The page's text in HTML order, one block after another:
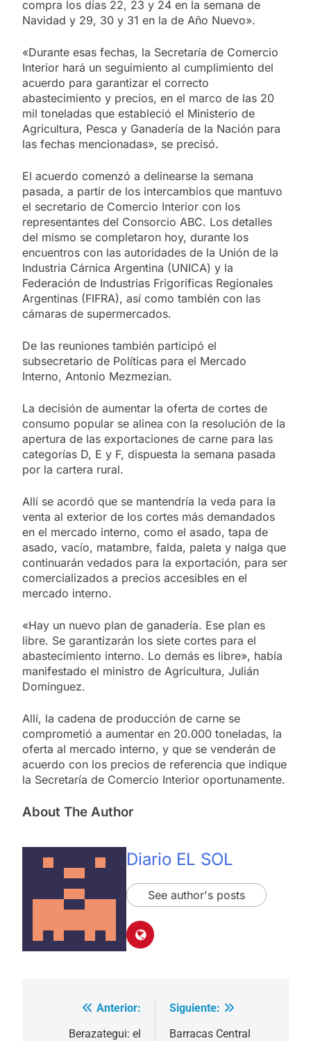
compra los días 22, 23 y 24 en la semana de
Navidad y 29, 30 y 31 en la de Año Nuevo».
«Durante esas fechas, la Secretaría de Comercio
Interior hará un seguimiento al cumplimiento del
acuerdo para garantizar el correcto
abastecimiento y precios, en el marco de las 20
mil toneladas que estableció el Ministerio de
Agricultura, Pesca y Ganadería de la Nación para
las fechas mencionadas», se precisó.
El acuerdo comenzó a delinearse la semana
pasada, a partir de los intercambios que mantuvo
el secretario de Comercio Interior con los
representantes del Consorcio ABC. Los detalles
del mismo se completaron hoy, durante los
encuentros con las autoridades de la Unión de la
Industria Cárnica Argentina (UNICA) y la
Federación de Industrias Frigoríficas Regionales
Argentinas (FIFRA), así como también con las
cámaras de supermercados.
De las reuniones también participó el
subsecretario de Políticas para el Mercado
Interno, Antonio Mezmezian.
La decisión de aumentar la oferta de cortes de
consumo popular se alinea con la resolución de la
apertura de las exportaciones de carne para las
categorías D, E y F, dispuesta la semana pasada
por la cartera rural.
Allí se acordó que se mantendría la veda para la
venta al exterior de los cortes más demandados
en el mercado interno, como el asado, tapa de
asado, vacío, matambre, falda, paleta y nalga que
continuarán vedados para la exportación, para ser
comercializados a precios accesibles en el
mercado interno.
«Hay un nuevo plan de ganadería. Ese plan es
libre. Se garantizarán los siete cortes para el
abastecimiento interno. Lo demás es libre», había
manifestado el ministro de Agricultura, Julián
Domínguez.
Allí, la cadena de producción de carne se
comprometió a aumentar en 20.000 toneladas, la
oferta al mercado interno, y que se venderán de
acuerdo con los precios de referencia que indique
la Secretaría de Comercio Interior oportunamente.
About The Author
Diario EL SOL
See author's posts
Navegación
Anterior:
Berazategui: el
Siguiente:
Barracas Central